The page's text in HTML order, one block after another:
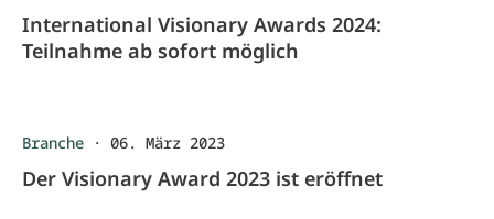
International Visionary Awards 2024:
Teilnahme ab sofort möglich
Branche · 06. März 2023
Der Visionary Award 2023 ist eröffnet